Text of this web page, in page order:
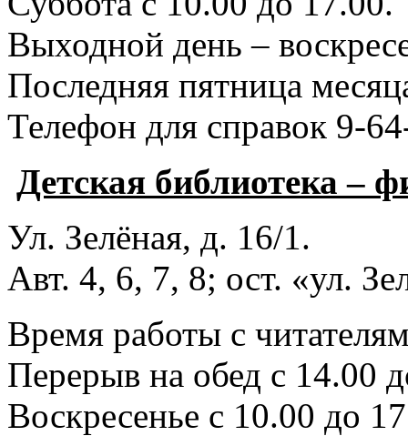
Выходной день –
Последняя пятница
Телефон для справок 9-
Детская библиотека –
Ул. Зелёная, д. 16/1.
Авт. 4, 6, 7, 8; ост. «ул.
Время работы с
Перерыв на обед с 14.00
Воскресенье с 10.00 до